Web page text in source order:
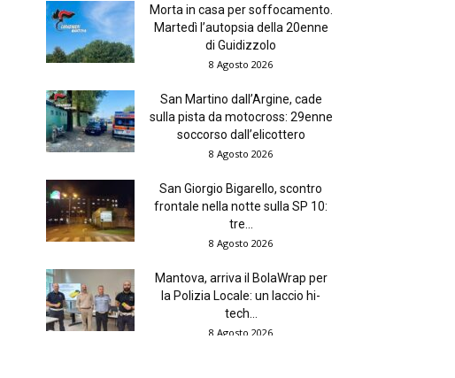
Morta in casa per soffocamento.
Martedì l’autopsia della 20enne
di Guidizzolo
8 Agosto 2026
San Martino dall’Argine, cade
sulla pista da motocross: 29enne
soccorso dall’elicottero
8 Agosto 2026
San Giorgio Bigarello, scontro
frontale nella notte sulla SP 10:
tre...
8 Agosto 2026
Mantova, arriva il BolaWrap per
la Polizia Locale: un laccio hi-
tech...
8 Agosto 2026